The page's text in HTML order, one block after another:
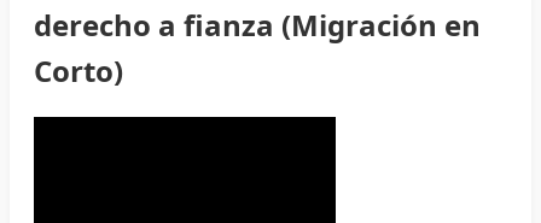
derecho a fianza (Migración en
Corto)